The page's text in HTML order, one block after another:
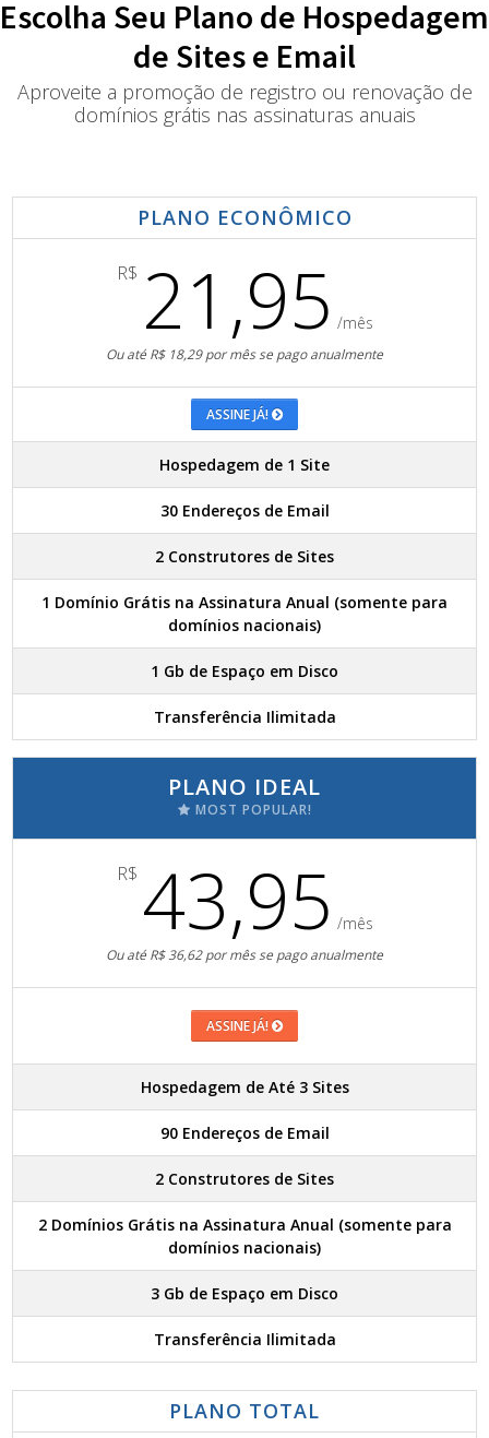
Escolha Seu Plano de Hospedagem
de Sites e Email
Aproveite a promoção de registro ou renovação de
domínios grátis nas assinaturas anuais
PLANO ECONÔMICO
R$ 21,95 /mês
Ou até R$ 18,29 por mês se pago anualmente
ASSINE JÁ!
Hospedagem de 1 Site
30 Endereços de Email
2 Construtores de Sites
1 Domínio Grátis na Assinatura Anual (somente para
domínios nacionais)
1 Gb de Espaço em Disco
Transferência Ilimitada
PLANO IDEAL
MOST POPULAR!
R$ 43,95 /mês
Ou até R$ 36,62 por mês se pago anualmente
ASSINE JÁ!
Hospedagem de Até 3 Sites
90 Endereços de Email
2 Construtores de Sites
2 Domínios Grátis na Assinatura Anual (somente para
domínios nacionais)
3 Gb de Espaço em Disco
Transferência Ilimitada
PLANO TOTAL